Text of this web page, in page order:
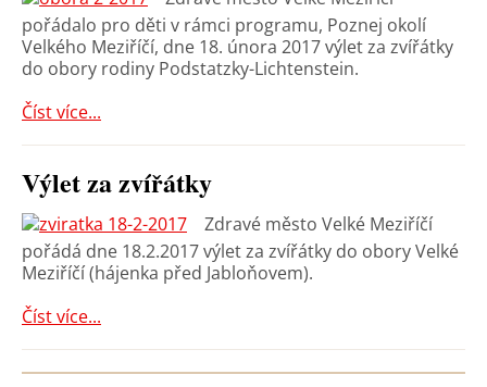
pořádalo pro děti v rámci programu, Poznej okolí
Velkého Meziříčí, dne 18. února 2017 výlet za zvířátky
do obory rodiny Podstatzky-Lichtenstein.
Číst více...
Výlet za zvířátky
Zdravé město Velké Meziříčí
pořádá dne 18.2.2017 výlet za zvířátky do obory Velké
Meziříčí (hájenka před Jabloňovem).
Číst více...